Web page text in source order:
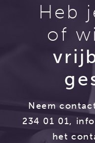
Heb
of
Neem
234 01 01,
het